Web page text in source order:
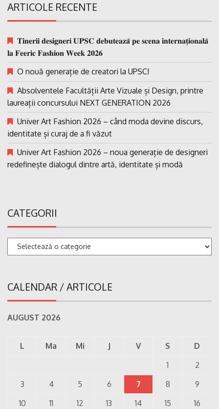
ARTICOLE RECENTE
𝐓𝐢𝐧𝐞𝐫𝐢𝐢 𝐝𝐞𝐬𝐢𝐠𝐧𝐞𝐫𝐢 𝐔𝐏𝐒𝐂 𝐝𝐞𝐛𝐮𝐭𝐞𝐚𝐳𝐚̆ 𝐩𝐞 𝐬𝐜𝐞𝐧𝐚 𝐢𝐧𝐭𝐞𝐫𝐧𝐚𝐭̗𝐢𝐨𝐧𝐚𝐥𝐚̆
𝐥𝐚 𝐅𝐞𝐞𝐫𝐢𝐜 𝐅𝐚𝐬𝐡𝐢𝐨𝐧 𝐖𝐞𝐞𝐤 𝟐𝟎𝟐𝟔
O nouă generație de creatori la UPSC!
Absolventele Facultății Arte Vizuale și Design, printre
laureații concursului NEXT GENERATION 2026
Univer Art Fashion 2026 – când moda devine discurs,
identitate și curaj de a fi văzut
Univer Art Fashion 2026 – noua generație de designeri
redefinește dialogul dintre artă, identitate și modă
CATEGORII
Categorii
CALENDAR / ARTICOLE
AUGUST 2026
L Ma Mi J V S
D
1
2
3
4 5 6 7 8
9
10
11 12 13 14 15
16